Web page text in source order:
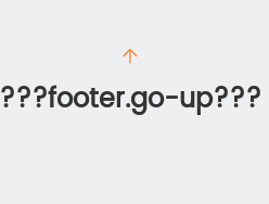
???footer.go-up???